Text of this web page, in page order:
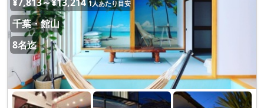
1人あたり目安
千葉・館山
8名迄